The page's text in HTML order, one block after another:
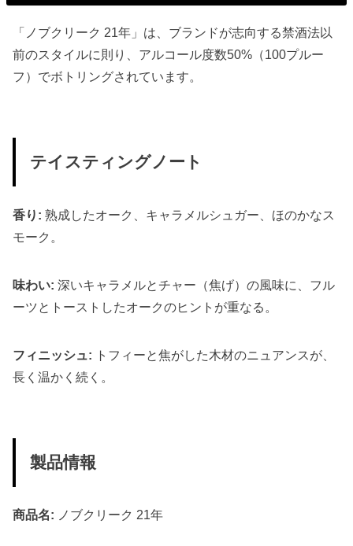
「ノブクリーク 21年」は、ブランドが志向する禁酒法以
前のスタイルに則り、アルコール度数50%（100プルー
フ）でボトリングされています。
テイスティングノート
香り: 熟成したオーク、キャラメルシュガー、ほのかなス
モーク。
味わい: 深いキャラメルとチャー（焦げ）の風味に、フル
ーツとトーストしたオークのヒントが重なる。
フィニッシュ: トフィーと焦がした木材のニュアンスが、
長く温かく続く。
製品情報
商品名: ノブクリーク 21年